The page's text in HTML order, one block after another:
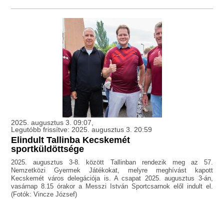
2025. augusztus 3. 09:07,
Legutóbb frissítve: 2025. augusztus 3. 20:59
Elindult Tallinba Kecskemét
sportküldöttsége
2025. augusztus 3-8. között Tallinban rendezik meg az 57.
Nemzetközi Gyermek Játékokat, melyre meghívást kapott
Kecskemét város delegációja is. A csapat 2025. augusztus 3-án,
vasárnap 8.15 órakor a Messzi István Sportcsarnok elől indult el.
(Fotók: Vincze József)